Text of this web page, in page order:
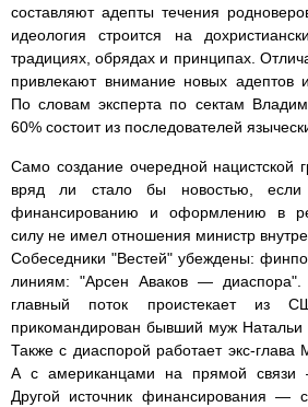
составляют адепты течения
идеология строится на
традициях, обрядах и принципах.
привлекают внимание новых адептов
По словам эксперта по сектам
60% состоит из последователей
Само создание очередной нацистской
вряд ли стало бы новостью,
финансированию и оформлению в
силу не имел отношения министр
Собеседники "Вестей" убеждены:
линиям: "Арсен Аваков — диаспора".
главный поток проистекает из
прикомандирован бывший муж Натальи
Также с диаспорой работает экс-
А с американцами на прямой связи
Другой источник финансирования —